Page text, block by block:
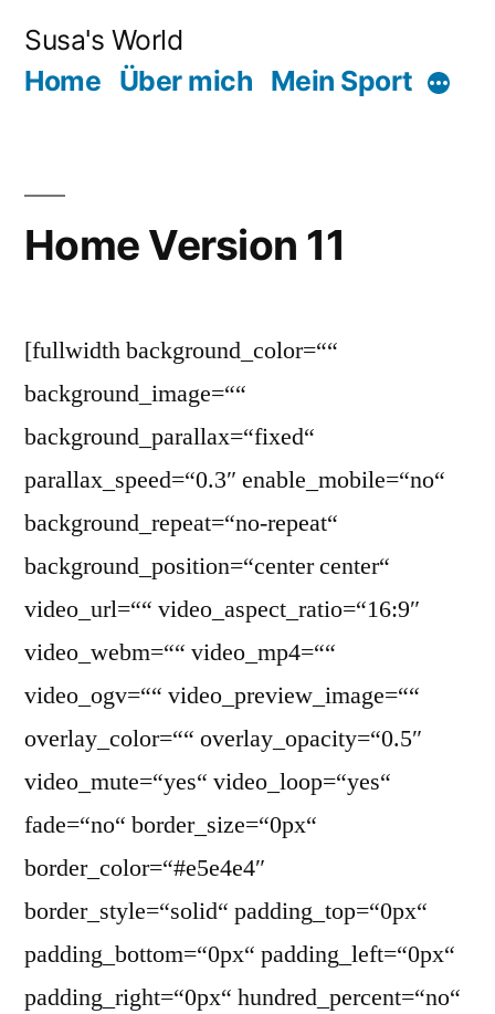
Inhalt
Susa's World
Home Über mich Mein Sport Mehr
Home Version 11
[fullwidth background_color=““
background_image=““
background_parallax=“fixed“
parallax_speed=“0.3″ enable_mobile=“no“
background_repeat=“no-repeat“
background_position=“center center“
video_url=““ video_aspect_ratio=“16:9″
video_webm=““ video_mp4=““
video_ogv=““ video_preview_image=““
overlay_color=““ overlay_opacity=“0.5″
video_mute=“yes“ video_loop=“yes“
fade=“no“ border_size=“0px“
border_color=“#e5e4e4″
border_style=“solid“ padding_top=“0px“
padding_bottom=“0px“ padding_left=“0px“
padding_right=“0px“ hundred_percent=“no“